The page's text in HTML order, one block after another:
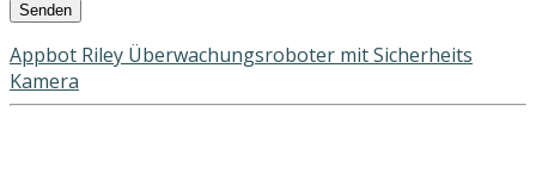
Appbot Riley Überwachungsroboter mit Sicherheits
Kamera